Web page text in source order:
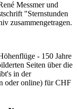
Messmer und
"Sternstunden
zusammengetragen.
- 150 Jahre
Seiten über die
in der
oder online) für CHF